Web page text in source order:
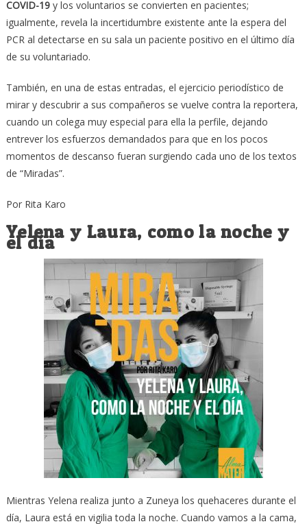
COVID-19y los voluntarios se convierten en pacientes;
igualmente, revela la incertidumbre existente ante la espera del
PCR al detectarse en su sala un paciente positivo en el último día
de su voluntariado.
También, en una de estas entradas, el ejercicio periodístico de
mirar y descubrir a sus compañeros se vuelve contra la reportera,
cuando un colega muy especial para ella la perfile, dejando
entrever los esfuerzos demandados para que en los pocos
momentos de descanso fueran surgiendo cada uno de los textos
de “Miradas”.
Por Rita Karo
Yelena y Laura, como la noche y
el día
Mientras Yelena realiza junto a Zuneya los quehaceres durante el
día, Laura está en vigilia toda la noche. Cuando vamos a la cama,